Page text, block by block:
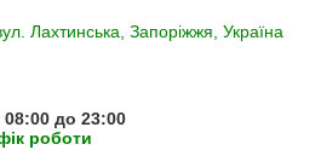
Лахтинська, Запоріжжя, Україна
до 23:00
роботи